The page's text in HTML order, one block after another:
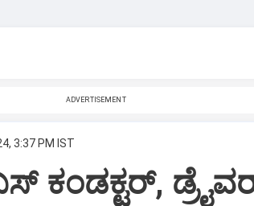
ADVERTISEMENT
3:37 PM IST
ಕಂಡಕ್ಟರ್‌,